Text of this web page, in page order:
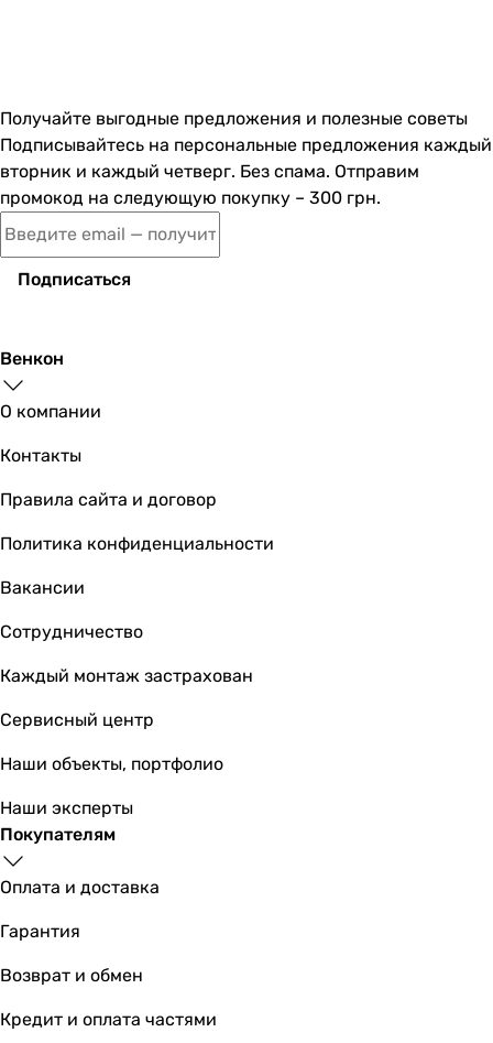
Получайте выгодные предложения и полезные советы
Подписывайтесь на персональные предложения каждый
вторник и каждый четверг. Без спама. Отправим
промокод на следующую покупку – 300 грн.
Подписаться
Венкон
О компании
Контакты
Правила сайта и договор
Политика конфиденциальности
Вакансии
Сотрудничество
Каждый монтаж застрахован
Сервисный центр
Наши объекты, портфолио
Наши эксперты
Покупателям
Оплата и доставка
Гарантия
Возврат и обмен
Кредит и оплата частями